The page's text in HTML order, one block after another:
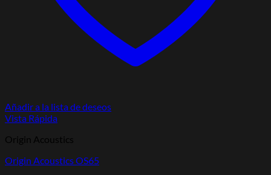
Añadir a la lista de deseos
Vista Rápida
Origin Acoustics
Origin Acoustics OS65